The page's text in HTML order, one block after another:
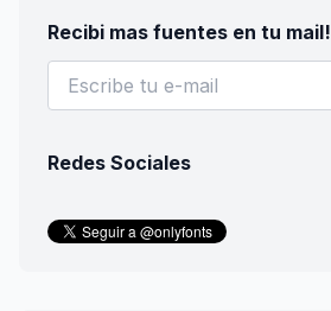
Recibi mas fuentes en tu mail!
Redes Sociales